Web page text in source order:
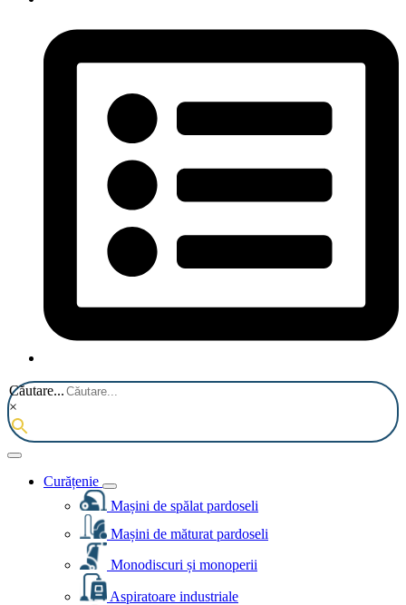
Căutare...
×
Curățenie
Mașini de spălat pardoseli
Mașini de măturat pardoseli
Monodiscuri și monoperii
Aspiratoare industriale